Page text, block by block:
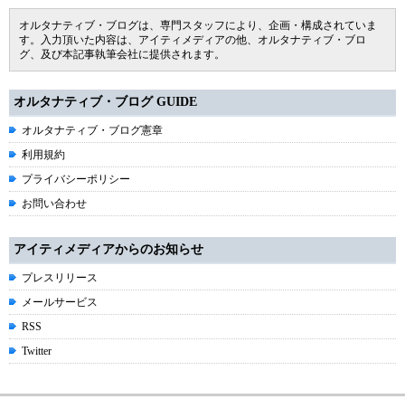
オルタナティブ・ブログは、専門スタッフにより、企画・構成されていま
す。入力頂いた内容は、アイティメディアの他、オルタナティブ・ブロ
グ、及び本記事執筆会社に提供されます。
オルタナティブ・ブログ GUIDE
オルタナティブ・ブログ憲章
利用規約
プライバシーポリシー
お問い合わせ
アイティメディアからのお知らせ
プレスリリース
メールサービス
RSS
Twitter